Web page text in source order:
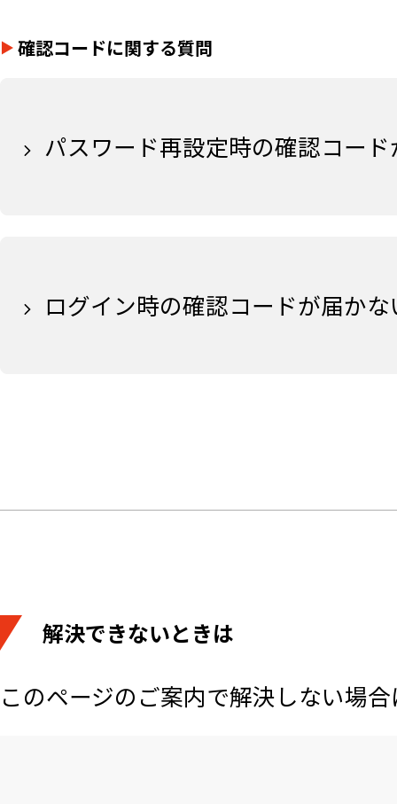
確認コードに関する質問
パスワード再設定時の確認コー
ログイン時の確認コードが届かな
解決できないときは
このページのご案内で解決しない場